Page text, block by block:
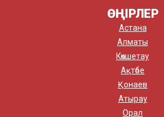
ӨҢІРЛЕР
Астана
Алматы
Көкшетау
Ақтөбе
Қонаев
Атырау
Орал